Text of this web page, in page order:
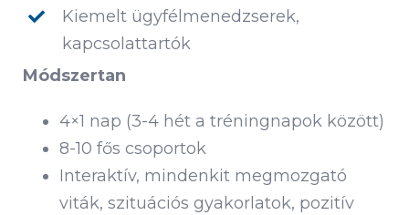
Kiemelt ügyfélmenedzserek,
kapcsolattartók
Módszertan
4×1 nap (3-4 hét a tréningnapok között)
8-10 fős csoportok
Interaktív, mindenkit megmozgató
viták, szituációs gyakorlatok, pozitív